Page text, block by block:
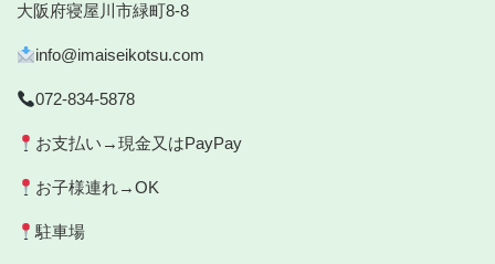
大阪府寝屋川市緑町8-8
info@imaiseikotsu.com
072-834-5878
お支払い→現金又はPayPay
お子様連れ→OK
駐車場